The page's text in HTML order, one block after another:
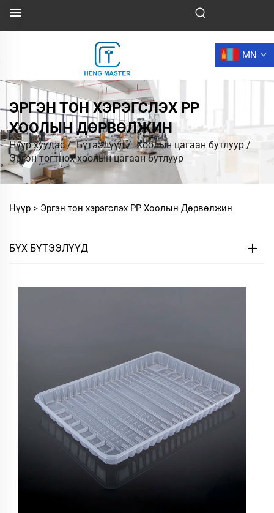
MN
ЭРГЭН ТОН ХЭРЭГСЛЭХ PP
ХООЛЫН ДӨРВӨЛЖИН
Нүүр хуудас/Бүтээлүүд/Хоолын цагаан бутлуур /
Эргэн тогтнох хоолын цагаан бутлуур
Нүүр > Эргэн тон хэрэгслэх PP Хоолын Дөрвөлжин
БҮХ БҮТЭЭЛҮҮД